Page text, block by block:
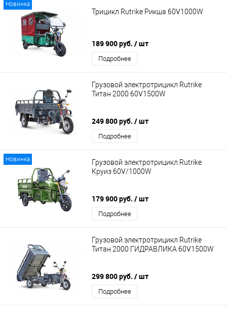
Новинка
Трицикл Rutrike Рикша 60V1000W
189 900 руб. / шт
Подробнее
Грузовой электротрицикл Rutrike
Титан 2000 60V1500W
249 800 руб. / шт
Подробнее
Новинка
Грузовой электротрицикл Rutrike
Круиз 60V/1000W
179 900 руб. / шт
Подробнее
Грузовой электротрицикл Rutrike
Титан 2000 ГИДРАВЛИКА 60V1500W
299 800 руб. / шт
Подробнее